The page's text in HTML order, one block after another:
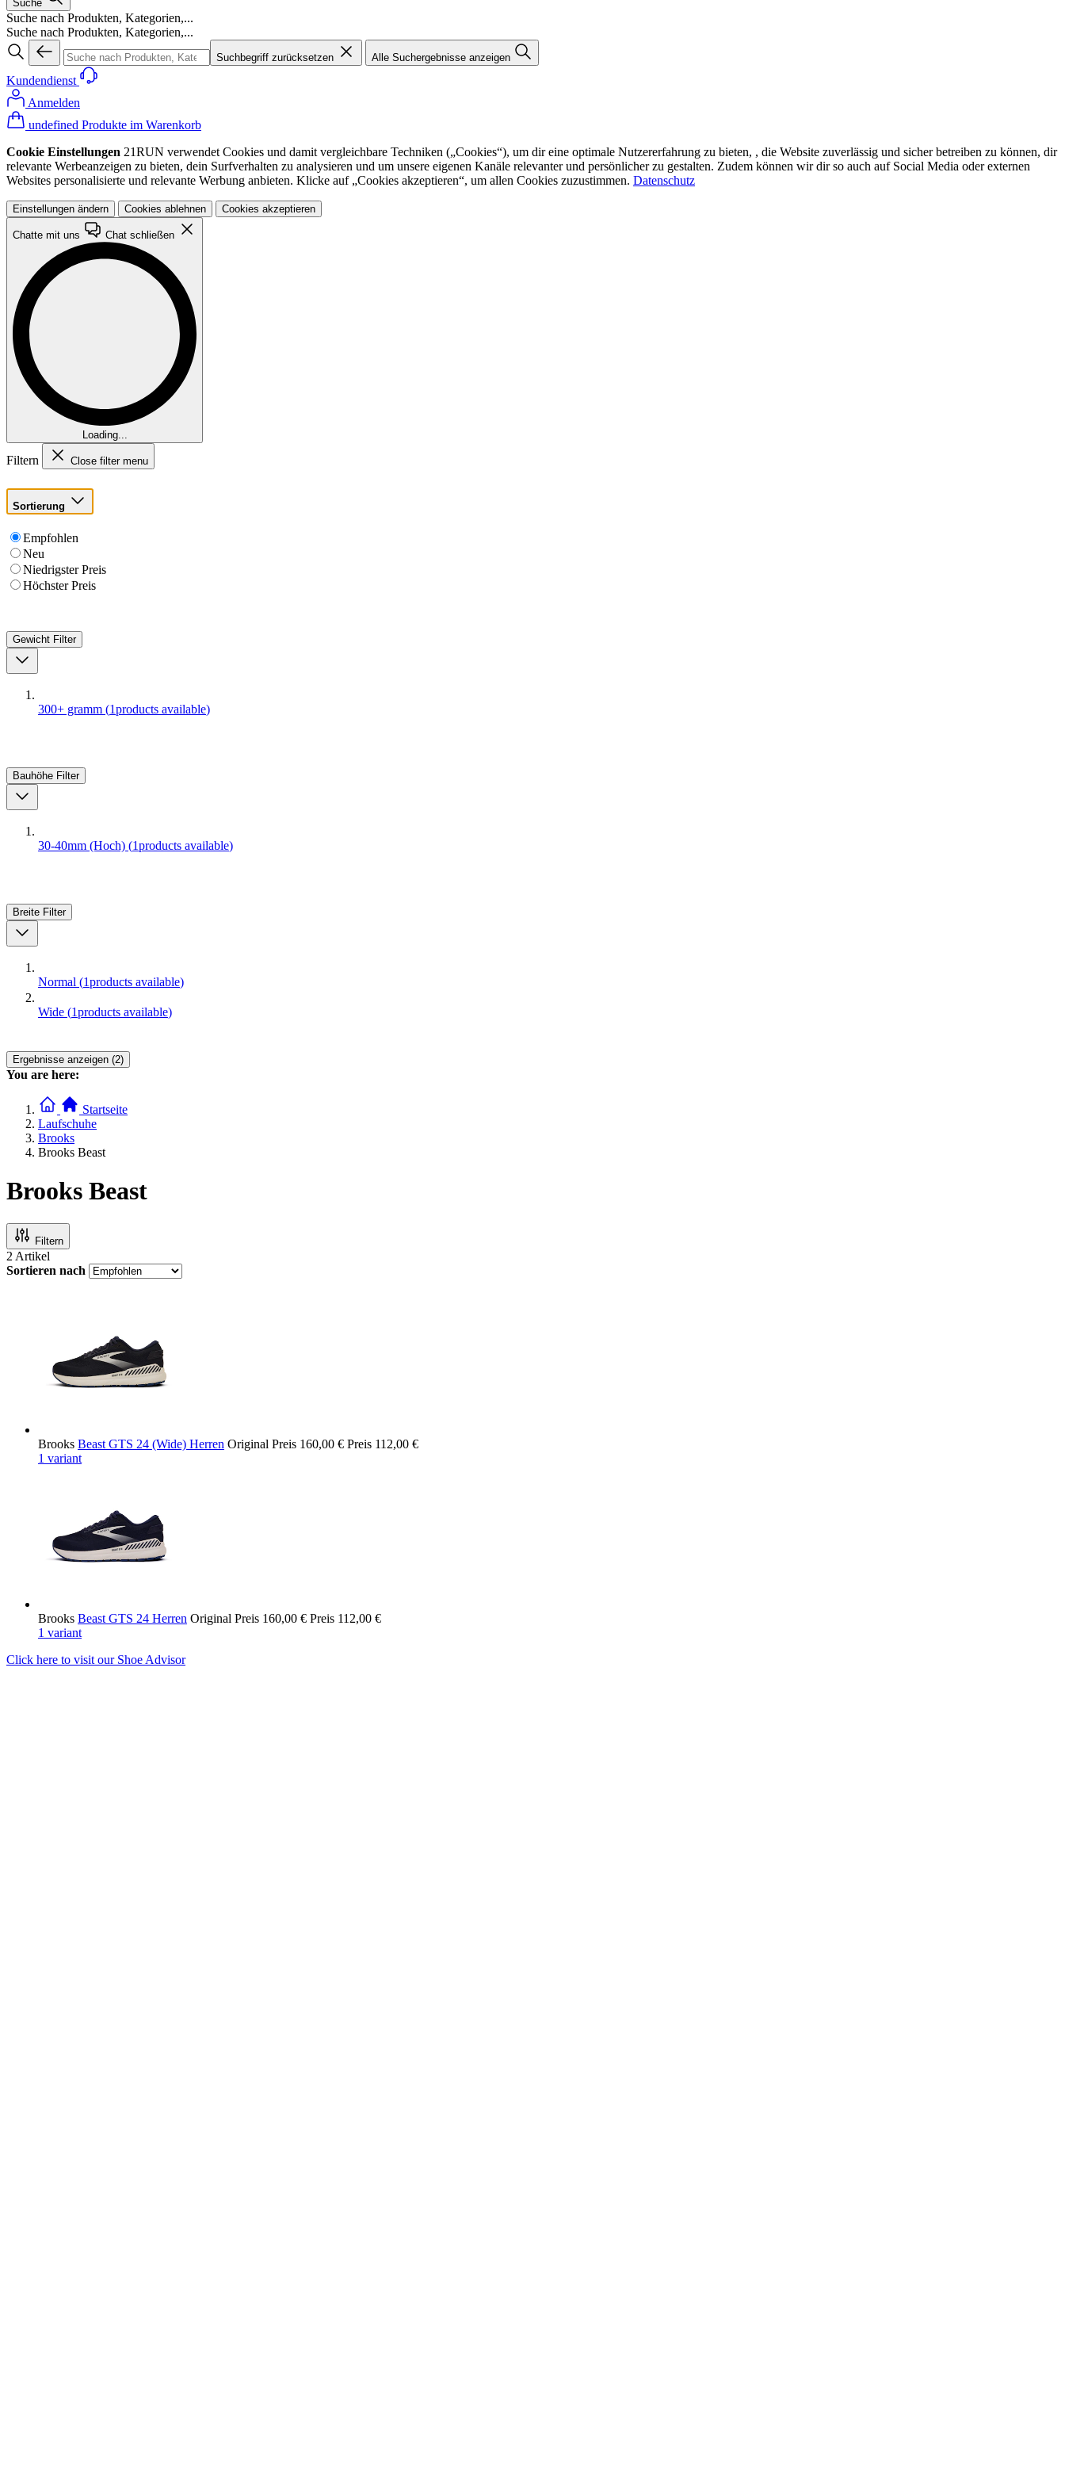
Suche
Suche nach Produkten, Kategorien,...
Suche nach Produkten, Kategorien,...
Suchbegriff zurücksetzen Alle Suchergebnisse anzeigen
Kundendienst
Anmelden
undefined Produkte im Warenkorb
Cookie Einstellungen 21RUN verwendet Cookies und damit vergleichbare Techniken („Cookies“), um dir eine optimale Nutzererfahrung zu bieten, , die Website zuverlässig und sicher betreiben zu können, dir
relevante Werbeanzeigen zu bieten, dein Surfverhalten zu analysieren und um unsere eigenen Kanäle relevanter und persönlicher zu gestalten. Zudem können wir dir so auch auf Social Media oder externen
Websites personalisierte und relevante Werbung anbieten. Klicke auf „Cookies akzeptieren“, um allen Cookies zuzustimmen. Datenschutz
Einstellungen ändern Cookies ablehnen Cookies akzeptieren
Chatte mit uns Chat schließen
Loading...
Filtern Close filter menu
Sortierung
Empfohlen
Neu
Niedrigster Preis
Höchster Preis
Gewicht Filter
300+ gramm (1products available)
Bauhöhe Filter
30-40mm (Hoch) (1products available)
Breite Filter
Normal (1products available)
Wide (1products available)
Ergebnisse anzeigen (2)
You are here:
Startseite
Laufschuhe
Brooks
Brooks Beast
Brooks Beast
Filtern
2 Artikel
Sortieren nach
Brooks Beast GTS 24 (Wide) Herren Original Preis 160,00 € Preis 112,00 €
1 variant
Brooks Beast GTS 24 Herren Original Preis 160,00 € Preis 112,00 €
1 variant
Click here to visit our Shoe Advisor